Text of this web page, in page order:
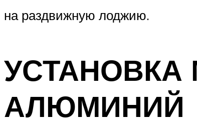
на раздвижную лоджию.
УСТАНОВКА
АЛЮМИНИЙ